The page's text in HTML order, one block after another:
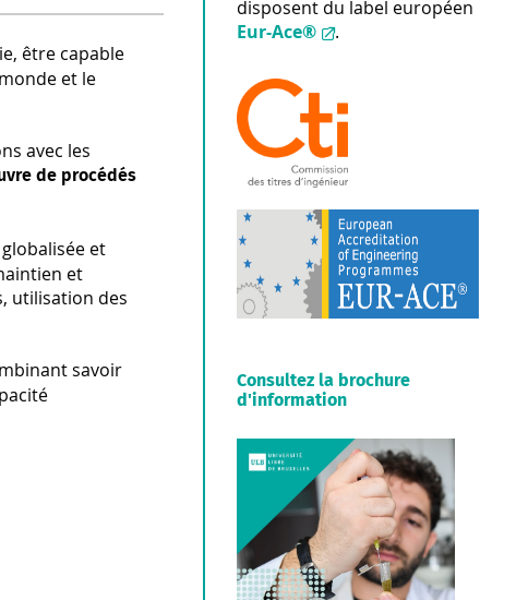
être capable
et le
avec les
de procédés
et
et
utilisation des
savoir
disposent du label européen
Eur-Ace®
.
Consultez la brochure
d'information